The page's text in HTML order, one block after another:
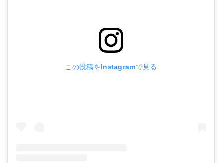
この投稿をInstagramで見る